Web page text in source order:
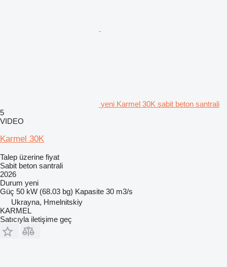
yeni Karmel 30K sabit beton santrali
5
VIDEO
Karmel 30K
Talep üzerine fiyat
Sabit beton santrali
2026
Durum yeni
Güç 50 kW (68.03 bg) Kapasite 30 m3/s
Ukrayna, Hmelnitskiy
KARMEL
Satıcıyla iletişime geç